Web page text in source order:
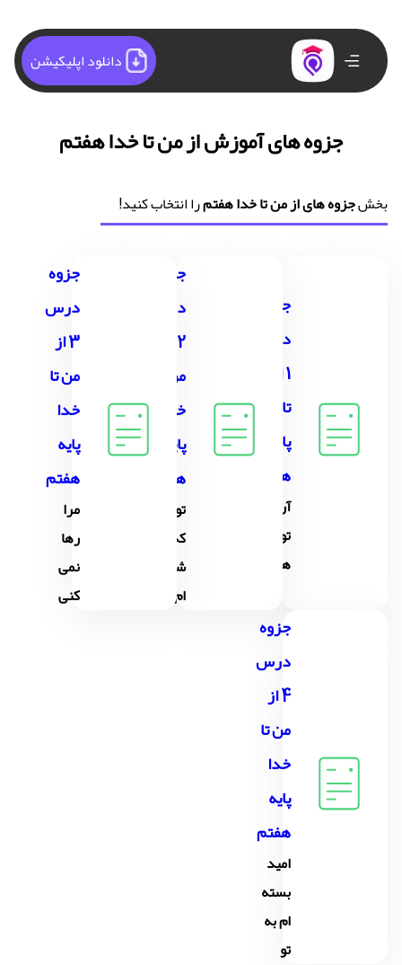
دانلود اپلیکیشن
جزوه های آموزش از من تا خدا هفتم
بخشجزوه های از من تا خدا هفتمرا انتخاب کنید!
جزوه
درس
1 از من
تا خدا
پایه
هفتم
آرامشم
تو
هستی
جزوه
درس
من تا
خدا
پایه
هفتم
تویی
که می
شناسی
ام
جزوه
درس
3 از
من تا
خدا
پایه
هفتم
مرا
رها
نمی
کنی
جزوه
درس
4 از
من تا
خدا
پایه
هفتم
امید
بسته
ام به
تو